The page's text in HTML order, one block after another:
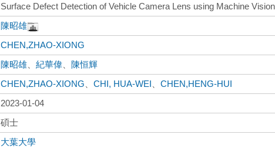
Surface Defect Detection of Vehicle Camera Lens using Machine Vision
陳昭雄
CHEN,ZHAO-XIONG
陳昭雄 、紀華偉
陳恒輝
CHEN,ZHAO-XIONG 、CHI, HUA-WEI 、CHEN,HENG-HUI
2023-01-04
碩士
大葉大學